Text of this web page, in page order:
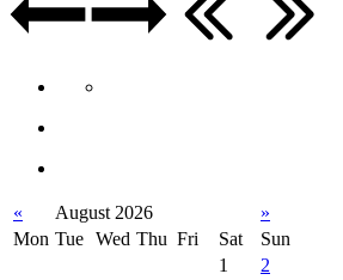
« August 2026
»
Mon Tue Wed Thu Fri Sat
Sun
1
2